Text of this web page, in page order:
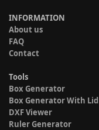
INFORMATION
About us
FAQ
Contact
Tools
Box Generator
Box Generator With Lid
DXF Viewer
Ruler Generator